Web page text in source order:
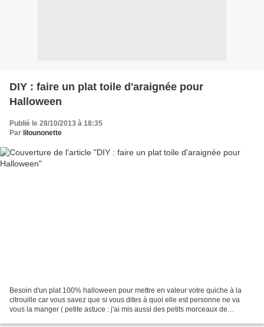
DIY : faire un plat toile d'araignée pour
Halloween
Publié le 28/10/2013 à 18:35
Par lilounonette
Besoin d'un plat 100% halloween pour mettre en valeur votre quiche à la
citrouille car vous savez que si vous dites à quoi elle est personne ne va
vous la manger ( petite astuce : j'ai mis aussi des petits morceaux de